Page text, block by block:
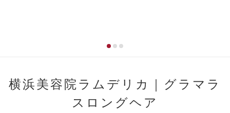
横浜美容院ラムデリカ｜グラマラ
スロングヘア